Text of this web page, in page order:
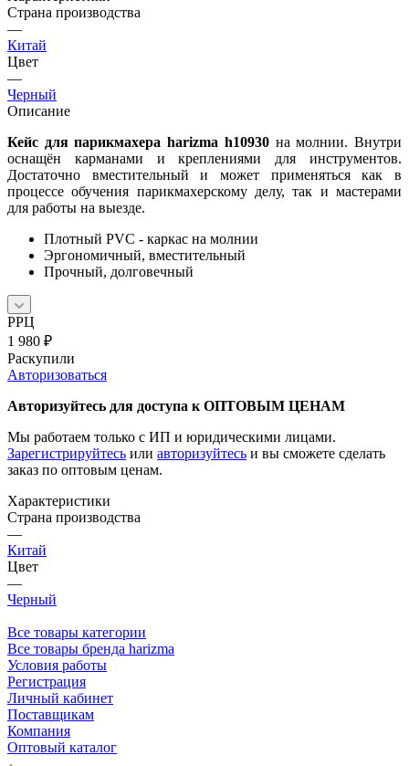
Страна производства
—
Китай
Цвет
—
Черный
Описание
Кейс для парикмахера harizma h10930на молнии. Внутри
оснащён карманами и креплениями для инструментов.
Достаточно вместительный и может применяться как в
процессе обучения парикмахерскому делу, так и мастерами
для работы на выезде.
Плотный PVC - каркас на молнии
Эргономичный, вместительный
Прочный, долговечный
РРЦ
1 980 ₽
Раскупили
Авторизоваться
Авторизуйтесь для доступа к ОПТОВЫМ ЦЕНАМ
Мы работаем только с ИП и юридическими лицами.
Зарегистрируйтесь или авторизуйтесь и вы сможете сделать
заказ по оптовым ценам.
Характеристики
Страна производства
—
Китай
Цвет
—
Черный
Все товары категории
Все товары бренда harizma
Условия работы
Регистрация
Личный кабинет
Поставщикам
Компания
Оптовый каталог